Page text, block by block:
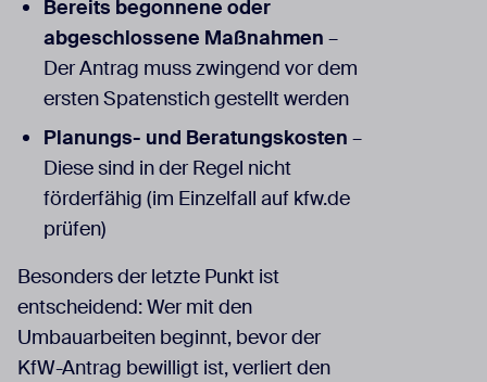
Bereits begonnene oder
abgeschlossene Maßnahmen –
Der Antrag muss zwingend vor dem
ersten Spatenstich gestellt werden
Planungs- und Beratungskosten –
Diese sind in der Regel nicht
förderfähig (im Einzelfall auf kfw.de
prüfen)
Besonders der letzte Punkt ist
entscheidend: Wer mit den
Umbauarbeiten beginnt, bevor der
KfW-Antrag bewilligt ist, verliert den